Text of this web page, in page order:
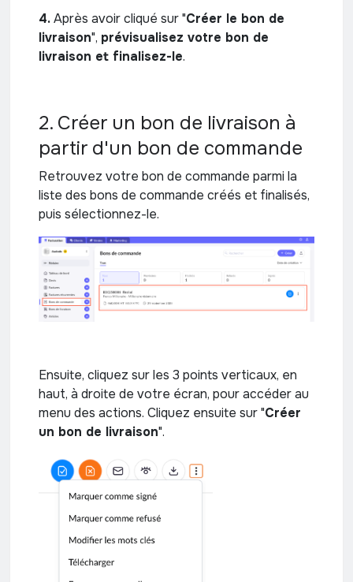
4.Après avoir cliqué sur "Créer le bon de
livraison", prévisualisez votre bon de
livraison et finalisez-le.
2. Créer un bon de livraison à
partir d'un bon de commande
Retrouvez votre bon de commande parmi la
liste des bons de commande créés et finalisés,
puis sélectionnez-le.
Ensuite, cliquez sur les 3 points verticaux, en
haut, à droite de votre écran, pour accéder au
menu des actions. Cliquez ensuite sur "Créer
un bon de livraison".